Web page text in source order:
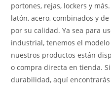
portones, rejas, lockers y
latón, acero, combinados y
por su calidad. Ya sea para
industrial, tenemos el
nuestros productos están
o compra directa en tienda.
durabilidad, aquí